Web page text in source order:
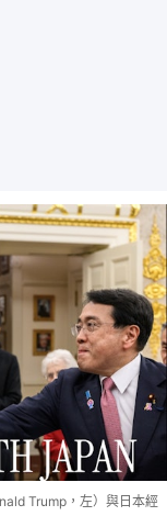
Trump，左）與日本經